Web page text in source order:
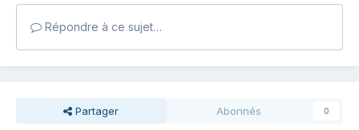
Répondre à ce sujet…
Partager Abonnés 0